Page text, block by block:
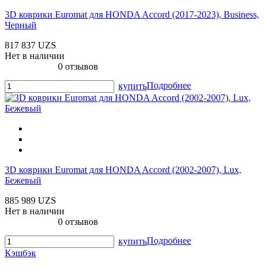
3D коврики Euromat для HONDA Accord (2017-2023), Business,
Черный
817 837 UZS
Нет в наличии
0 отзывов
купитьПодробнее
3D коврики Euromat для HONDA Accord (2002-2007), Lux,
Бежевый
885 989 UZS
Нет в наличии
0 отзывов
купитьПодробнее
Кэшбэк